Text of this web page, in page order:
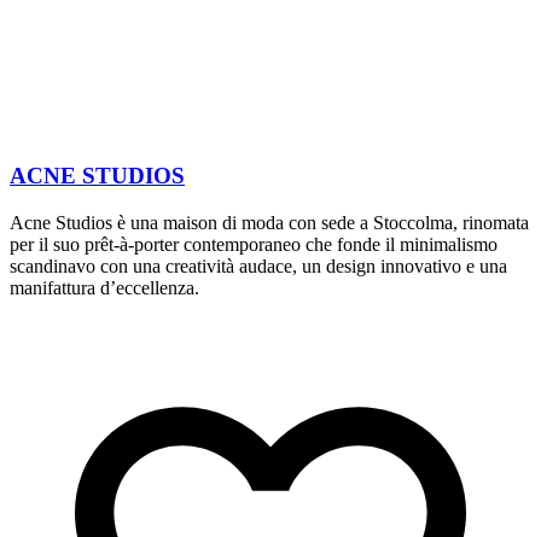
ACNE STUDIOS
Acne Studios è una maison di moda con sede a Stoccolma, rinomata
per il suo prêt-à-porter contemporaneo che fonde il minimalismo
scandinavo con una creatività audace, un design innovativo e una
manifattura d’eccellenza.